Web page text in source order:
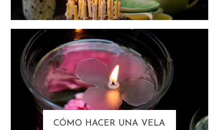
CÓMO HACER UNA VELA